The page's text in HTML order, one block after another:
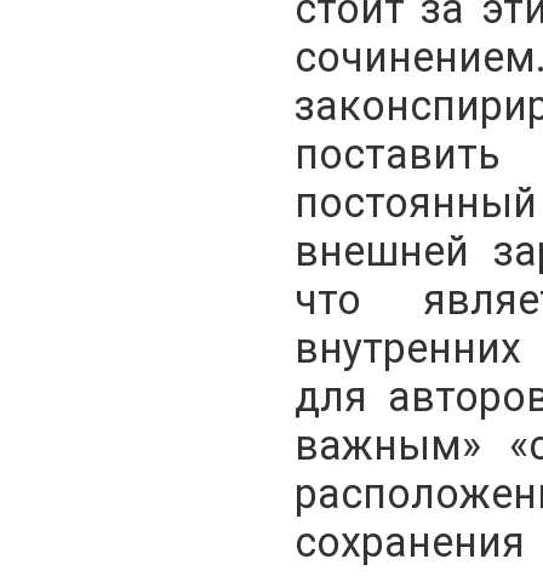
внешней
что
для
важным»